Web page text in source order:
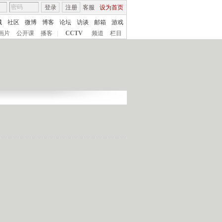
客服 设为首页
登录 注册
社区 微博 博客 论坛 访谈 邮箱
游戏
片
公开课 播客 CCTV 频道 栏目